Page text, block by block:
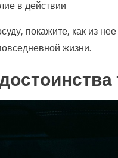
в действии
покажите, как из
жизни.